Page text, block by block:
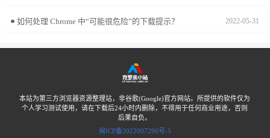
如何处理 Chrome 中“可能很危险”的下载提示？ 2022-05-31
本站为第三方浏览器资源整理站，非谷歌(Google)官方网站。所提供的软件仅为
个人学习测试使用，请在下载后24小时内删除，不得用于任何商业用途，否则
后果自负。
闽ICP备2022007296号-5